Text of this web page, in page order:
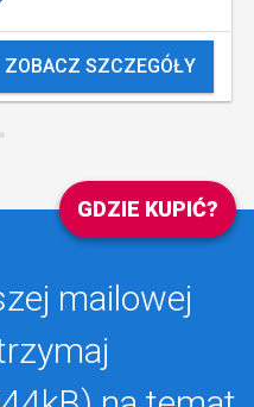
ZOBACZ SZCZEGÓŁY
GDZIE KUPIĆ?
mailowej